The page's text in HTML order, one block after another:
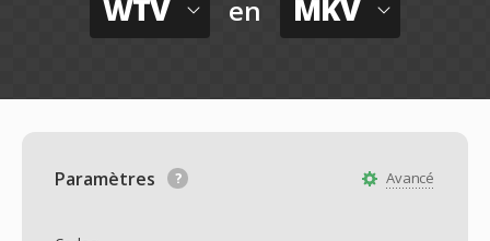
WTV en MKV
Avancé
Paramètres